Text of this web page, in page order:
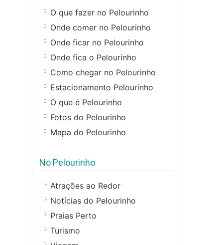
O que fazer no Pelourinho
Onde comer no Pelourinho
Onde ficar no Pelourinho
Onde fica o Pelourinho
Como chegar no Pelourinho
Estacionamento Pelourinho
O que é Pelourinho
Fotos do Pelourinho
Mapa do Pelourinho
No Pelourinho
Atrações ao Redor
Notícias do Pelourinho
Praias Perto
Turismo